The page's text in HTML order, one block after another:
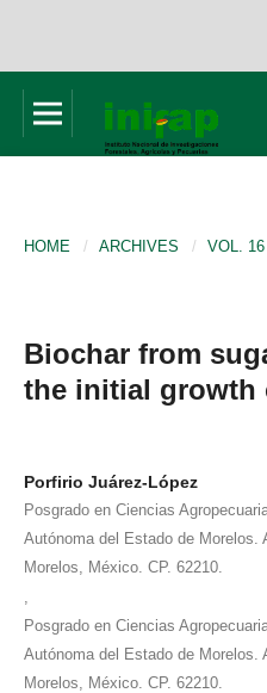
HOME / ARCHIVES / VOL.
Biochar from
the initial growth
Porfirio Juárez-López
Posgrado en Ciencias
Autónoma del Estado de Morelos.
Morelos, México. CP. 62210.
Posgrado en Ciencias
Autónoma del Estado de Morelos.
Morelos, México. CP. 62210.